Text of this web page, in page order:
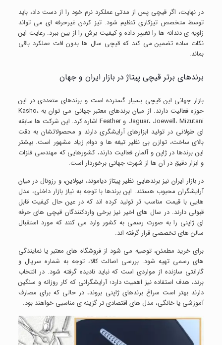
در نهایت، اگر قیچی پس از مدتی عملکرد نرم خود را از دست داد، باید
توسط متخصص تیزکاری تنظیم شود. تیز کردن غیرحرفه ای می تواند
زاویه ی دندانه ها را تغییر داده و کیفیت برش را از بین ببرد. رعایت این
نکات ساده تضمین می کند که قیچی سال ها بدون افت عملکرد باقی
بماند.
برندهای برتر قیچی پیتاژ در بازار ایران و جهان
بازار جهانی این قیچی بسیار گسترده است و برندهای متعددی در این
حوزه فعالیت دارند. از میان برندهای معتبر جهانی می توان به Kasho،
Jaguar، Joewell، Mizutani و Feather اشاره کرد. این شرکت ها سابقه
ای طولانی در تولید ابزارهای آرایشگری دارند و محصولاتشان به دقت
بالای ساخت، توازن بی نظیر تیغه ها و دوام زیاد مشهور است. بیشتر
این برندها در ژاپن و آلمان فعالیت دارند، کشورهایی که مهندسی فلزات
و ابزار دقیق در آن ها از شهرت جهانی برخوردار است.
در بازار ایران نیز برندهایی نظیر پیتاژ دیاموند، نیولاین، و رزونال در میان
آرایشگران محبوب هستند. این برندها با توجه به نیاز بازار داخلی، مدل
هایی با قیمت مناسب تر تولید کرده اند که در عین حال کیفیت قابل
قبولی دارند. در سال های اخیر نیز برخی واردکنندگان قیچی های حرفه
ای ژاپنی را به صورت رسمی به کشور وارد می کنند که مورد استقبال
سالن های تخصصی قرار گرفته اند.
برای خرید مطمئن، توصیه می شود از فروشگاه های معتبر یا نمایندگی
های رسمی تهیه شود. بررسی اصالت کالا، توجه به شماره سریال و
گارانتی سازنده از مواردی است که نباید نادیده گرفته شود. در انتخاب
برند، هدف استفاده نیز اهمیت دارد؛ آرایشگرانی که کار روزانه و سنگین
دارند بهتر است سراغ برندهای ژاپنی بروند، در حالی که برای مصارف
آموزشی یا خانگی، مدل های اقتصادی تر گزینه ی مناسبی خواهند بود.